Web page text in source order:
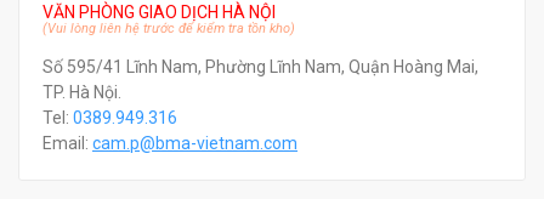
VĂN PHÒNG GIAO DỊCH HÀ NỘI
(Vui lòng liên hệ trước để kiểm tra tồn kho)
Số 595/41 Lĩnh Nam, Phường Lĩnh Nam, Quận Hoàng Mai,
TP. Hà Nội.
Tel: 0389.949.316
Email: cam.p@bma-vietnam.com